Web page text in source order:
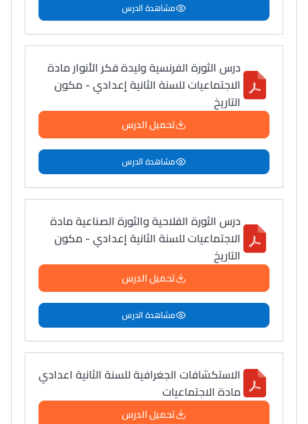
مشاهدة الدرس
درس الثورة الفرنسية وليدة فكر الأنوار مادة
الاجتماعيات للسنة الثانية إعدادي - مكون
التاريخ
تحميل الدرس
مشاهدة الدرس
درس الثورة الفلاحية والثورة الصناعية مادة
الاجتماعيات للسنة الثانية إعدادي - مكون
التاريخ
تحميل الدرس
مشاهدة الدرس
الاستكشافات الجغرافية للسنة الثانية اعدادي
مادة الاجتماعيات
تحميل الدرس